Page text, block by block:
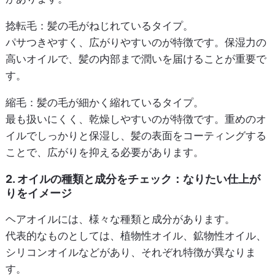
捻転毛：髪の毛がねじれているタイプ。
パサつきやすく、広がりやすいのが特徴です。保湿力の
高いオイルで、髪の内部まで潤いを届けることが重要で
す。
縮毛：髪の毛が細かく縮れているタイプ。
最も扱いにくく、乾燥しやすいのが特徴です。重めのオ
イルでしっかりと保湿し、髪の表面をコーティングする
ことで、広がりを抑える必要があります。
2. オイルの種類と成分をチェック：なりたい仕上が
りをイメージ
ヘアオイルには、様々な種類と成分があります。
代表的なものとしては、植物性オイル、鉱物性オイル、
シリコンオイルなどがあり、それぞれ特徴が異なりま
す。